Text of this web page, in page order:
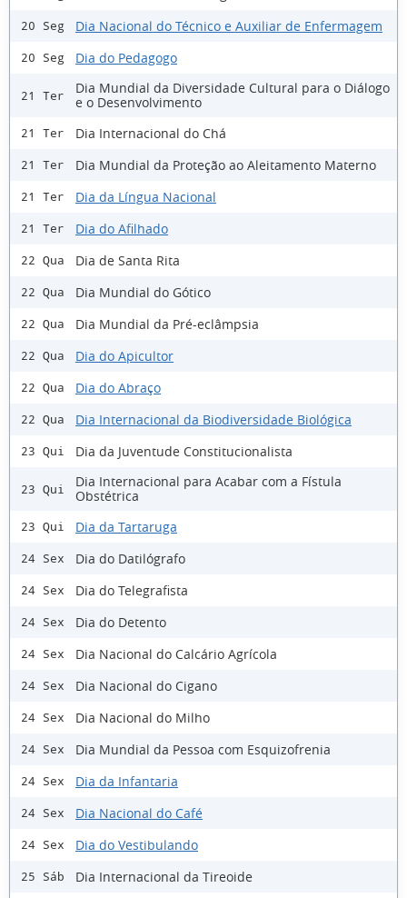
20 Seg Dia Nacional do Técnico e Auxiliar de Enfermagem
20 Seg Dia do Pedagogo
21 Ter
Dia Mundial da Diversidade Cultural para o Diálogo
e o Desenvolvimento
21 Ter Dia Internacional do Chá
21 Ter Dia Mundial da Proteção ao Aleitamento Materno
21 Ter Dia da Língua Nacional
21 Ter Dia do Afilhado
22 Qua Dia de Santa Rita
22 Qua Dia Mundial do Gótico
22 Qua Dia Mundial da Pré-eclâmpsia
22 Qua Dia do Apicultor
22 Qua Dia do Abraço
22 Qua Dia Internacional da Biodiversidade Biológica
23 Qui Dia da Juventude Constitucionalista
23 Qui
Dia Internacional para Acabar com a Fístula
Obstétrica
23 Qui Dia da Tartaruga
24 Sex Dia do Datilógrafo
24 Sex Dia do Telegrafista
24 Sex Dia do Detento
24 Sex Dia Nacional do Calcário Agrícola
24 Sex Dia Nacional do Cigano
24 Sex Dia Nacional do Milho
24 Sex Dia Mundial da Pessoa com Esquizofrenia
24 Sex Dia da Infantaria
24 Sex Dia Nacional do Café
24 Sex Dia do Vestibulando
25 Sáb Dia Internacional da Tireoide